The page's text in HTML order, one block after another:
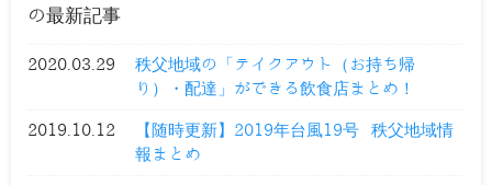
の最新記事
2020.03.29
秩父地域の「テイクアウト（お持ち帰
り）・配達」ができる飲食店まとめ！
2019.10.12
【随時更新】2019年台風19号 秩父地域情
報まとめ